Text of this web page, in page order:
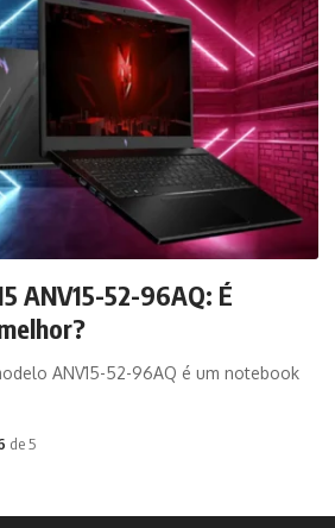
ANV15-52-96AQ: É
ANV15-52-96AQ é um notebook
de 5